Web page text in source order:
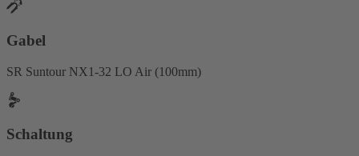
Gabel
SR Suntour NX1-32 LO Air (100mm)
Schaltung